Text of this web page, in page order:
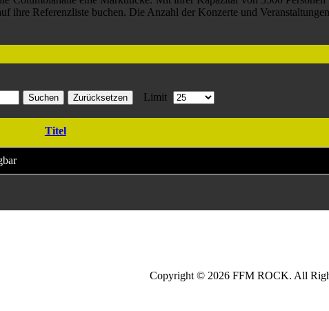
ihre Referenzliste buchen. Die Anzahl der Konzerte und
Suchen Zurücksetzen Limit
Titel
Copyright © 2026 FFM ROCK. All